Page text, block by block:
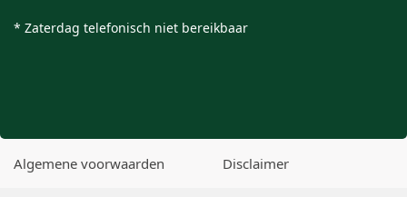
* Zaterdag telefonisch niet bereikbaar
Algemene voorwaarden Disclaimer